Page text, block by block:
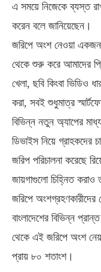
এ সময়ে নিজেকে ব্যস্ত
করেন বলে জানিয়েছেন।
জরিপে অংশ নেওয়া
থেকে শুরু করে আমাদের
খেলা, ছবি কিংবা ভিডিও
করা, সবই শুধুমাত্র
বিভিন্ন নতুন অ্যাপের
ডিভাইস নিয়ে গ্রাহকদের
জরিপ পরিচালনা করেছে
জায়গাগুলো চিহ্নিত করাও
জরিপে
বাংলাদেশের বিভিন্ন
থেকে এই জরিপে অংশ
প্রায় ৮০ শতাংশ।